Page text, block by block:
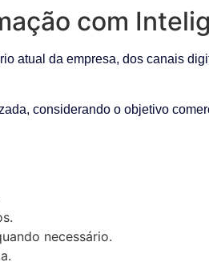
com
atual da empresa, dos canais
considerando o objetivo
necessário.